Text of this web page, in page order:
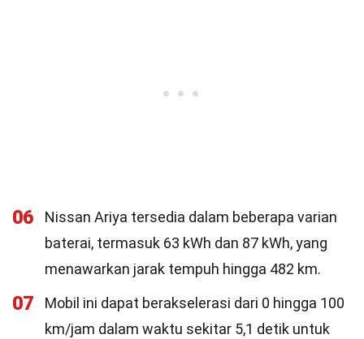
06
Nissan Ariya tersedia dalam beberapa varian
baterai, termasuk 63 kWh dan 87 kWh, yang
menawarkan jarak tempuh hingga 482 km.
07
Mobil ini dapat berakselerasi dari 0 hingga 100
km/jam dalam waktu sekitar 5,1 detik untuk